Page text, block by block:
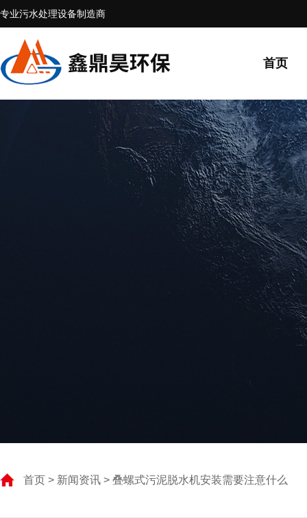
专业污水处理设备制造商
首页
首页 > 新闻资讯 > 叠螺式污泥脱水机安装需要注意什么